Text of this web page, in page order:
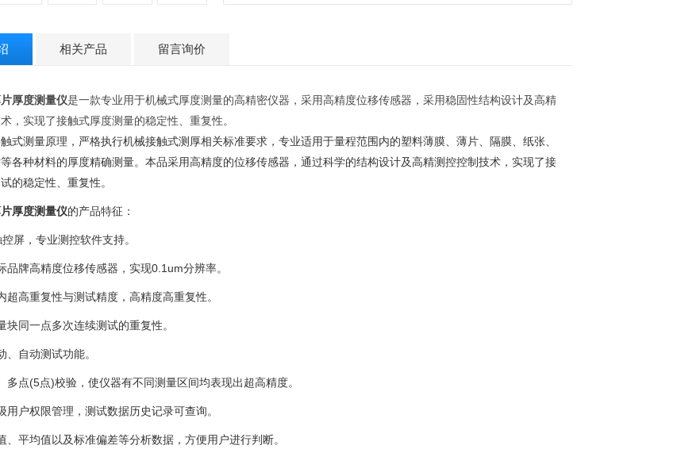
相关产品 留言询价
厚度测量仪是一款专业用于机械式厚度测量的高精密仪器，采用高精度位移传感器，采用稳固性结构设计及高精
，实现了接触式厚度测量的稳定性、重复性。
式测量原理，严格执行机械接触式测厚相关标准要求，专业适用于量程范围内的塑料薄膜、薄片、隔膜、纸张、
各种材料的厚度精确测量。本品采用高精度的位移传感器，通过科学的结构设计及高精测控控制技术，实现了接
的稳定性、重复性。
厚度测量仪的产品特征：
屏，专业测控软件支持。
品牌高精度位移传感器，实现0.1um分辨率。
超高重复性与测试精度，高精度高重复性。
块同一点多次连续测试的重复性。
、自动测试功能。
多点(5点)校验，使仪器有不同测量区间均表现出超高精度。
用户权限管理，测试数据历史记录可查询。
、平均值以及标准偏差等分析数据，方便用户进行判断。